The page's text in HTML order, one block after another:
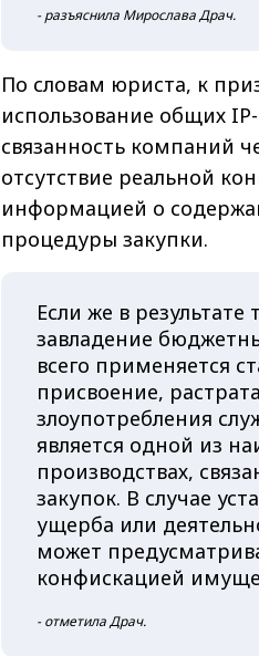
- разъяснила Мирослава Драч.
По словам юриста, к
использование общих
связанность компаний
отсутствие реальной
информацией о
процедуры закупки.
Если же в
завладение
всего применяется
присвоение,
злоупотребления
является одной из
производствах,
закупок. В случае
ущерба или
может
конфискацией
- отметила Драч.